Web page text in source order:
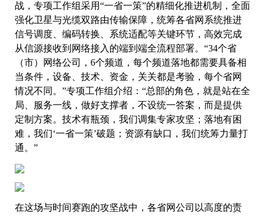
战，专项工作组采用“一省一策”的精细化推进机制，全面
强化卫星与光缆双路由传输保障，统筹各省网系统推进
信号调度、编码转换、系统适配等关键环节，高效完成
从信源接收到网络接入的端到端全流程部署。“34个省
（市）网络公司，6个频道，每个频道落地都需要具备相
当条件，设备、技术、资金，关关都是考验，每个省网
情况不同。”专项工作组介绍：“总部的角色，就是站在全
局、服务一线，做好支撑者，不设统一答案，而是提供
定制方案。技术有瓶颈，我们调集专家攻坚；落地有困
难，我们‘一省一策’破题；资源有缺口，我们统筹力量打
通。”
在这场与时间赛跑的攻坚战中，各省网公司以高度的责